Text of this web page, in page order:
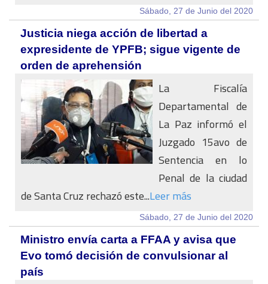
Sábado, 27 de Junio del 2020
Justicia niega acción de libertad a
expresidente de YPFB; sigue vigente de
orden de aprehensión
La Fiscalía
Departamental de
La Paz informó el
Juzgado 15avo de
Sentencia en lo
Penal de la ciudad
de Santa Cruz rechazó este...Leer más
Sábado, 27 de Junio del 2020
Ministro envía carta a FFAA y avisa que
Evo tomó decisión de convulsionar al
país